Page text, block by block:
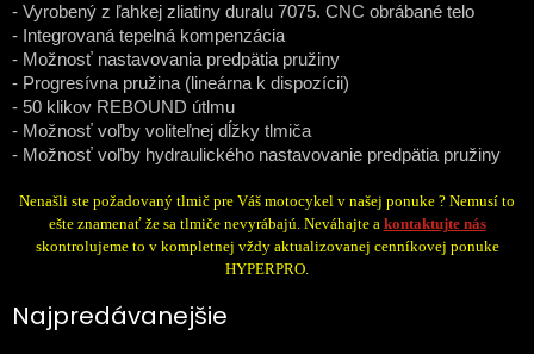
- Vyrobený z ľahkej zliatiny duralu 7075. CNC obrábané telo
- Integrovaná tepelná kompenzácia
- Možnosť nastavovania predpätia pružiny
- Progresívna pružina (lineárna k dispozícii)
- 50 klikov REBOUND útlmu
- Možnosť voľby voliteľnej dĺžky tlmiča
- Možnosť voľby hydraulického nastavovanie predpätia pružiny
Nenašli ste požadovaný tlmič pre Váš motocykel v našej ponuke ? Nemusí to
ešte znamenať že sa tlmiče nevyrábajú. Neváhajte a kontaktujte nás
skontrolujeme to v kompletnej vždy aktualizovanej cenníkovej ponuke
HYPERPRO.
Najpredávanejšie